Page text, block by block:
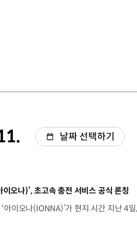
날짜 선택하기
오나)’, 초고속 충전 서비스 공식 론칭